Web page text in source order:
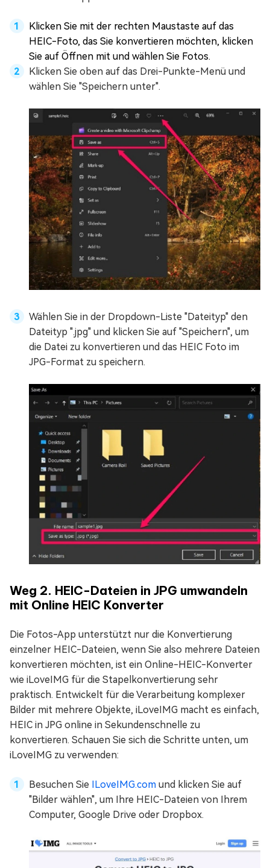
Klicken Sie mit der rechten Maustaste auf das
HEIC-Foto, das Sie konvertieren möchten, klicken
Sie auf Öffnen mit und wählen Sie Fotos.
Klicken Sie oben auf das Drei-Punkte-Menü und
wählen Sie "Speichern unter".
Wählen Sie in der Dropdown-Liste "Dateityp" den
Dateityp ".jpg" und klicken Sie auf "Speichern", um
die Datei zu konvertieren und das HEIC Foto im
JPG-Format zu speichern.
Weg 2. HEIC-Dateien in JPG umwandeln
mit Online HEIC Konverter
Die Fotos-App unterstützt nur die Konvertierung
einzelner HEIC-Dateien, wenn Sie also mehrere Dateien
konvertieren möchten, ist ein Online-HEIC-Konverter
wie iLoveIMG für die Stapelkonvertierung sehr
praktisch. Entwickelt für die Verarbeitung komplexer
Bilder mit mehrere Objekte, iLoveIMG macht es einfach,
HEIC in JPG online in Sekundenschnelle zu
konvertieren. Schauen Sie sich die Schritte unten, um
iLoveIMG zu verwenden:
Besuchen Sie ILoveIMG.com und klicken Sie auf
"Bilder wählen", um Ihre HEIC-Dateien von Ihrem
Computer, Google Drive oder Dropbox.